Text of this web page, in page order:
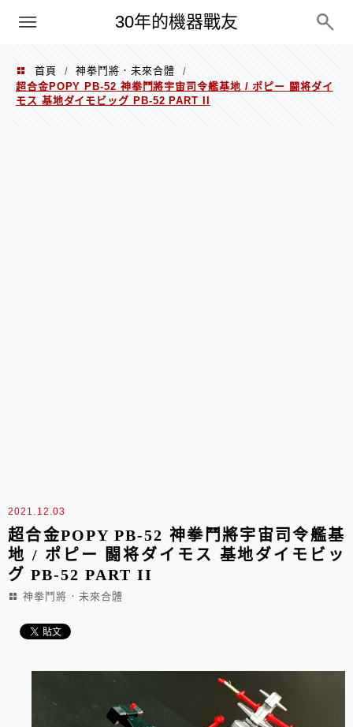
30年的機器戰友
PC
首頁 / 神拳鬥將．未來合體
/
超合金POPY PB-52 神拳鬥將宇宙司令艦基地 / ポピー 闘将ダイ
モス 基地ダイモビッグ PB-52 PART II
2021.12.03
超合金POPY PB-52 神拳鬥將宇宙司令艦基
地 / ポピー 闘将ダイモス 基地ダイモビッ
グ PB-52 PART II
神拳鬥將．未來合體